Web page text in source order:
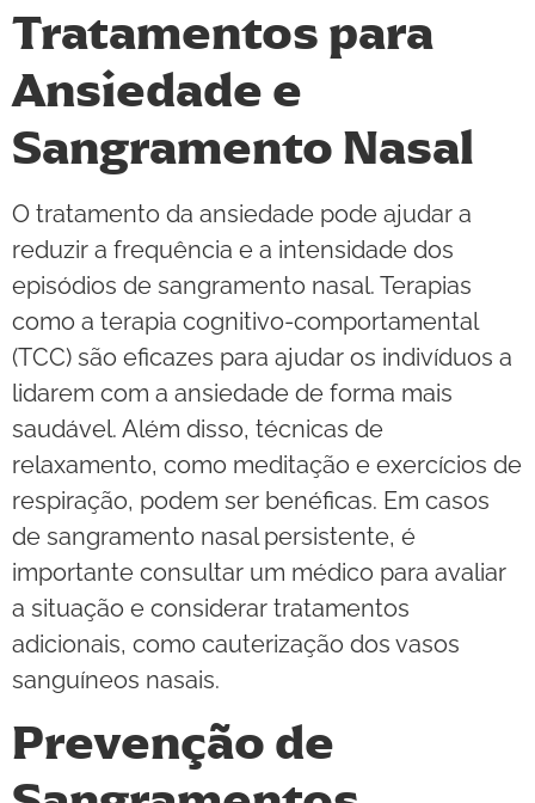
Tratamentos para
Ansiedade e
Sangramento Nasal
O tratamento da ansiedade pode ajudar a
reduzir a frequência e a intensidade dos
episódios de sangramento nasal. Terapias
como a terapia cognitivo-comportamental
(TCC) são eficazes para ajudar os indivíduos a
lidarem com a ansiedade de forma mais
saudável. Além disso, técnicas de
relaxamento, como meditação e exercícios de
respiração, podem ser benéficas. Em casos
de sangramento nasal persistente, é
importante consultar um médico para avaliar
a situação e considerar tratamentos
adicionais, como cauterização dos vasos
sanguíneos nasais.
Prevenção de